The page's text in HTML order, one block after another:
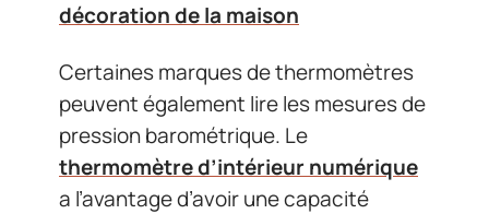
décoration de la maison
Certaines marques de thermomètres
peuvent également lire les mesures de
pression barométrique. Le
thermomètre d’intérieurnumérique
a l’avantage d’avoir une capacité